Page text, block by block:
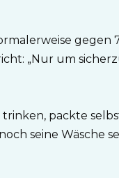
gegen
„Nur um
packte
seine Wäsche